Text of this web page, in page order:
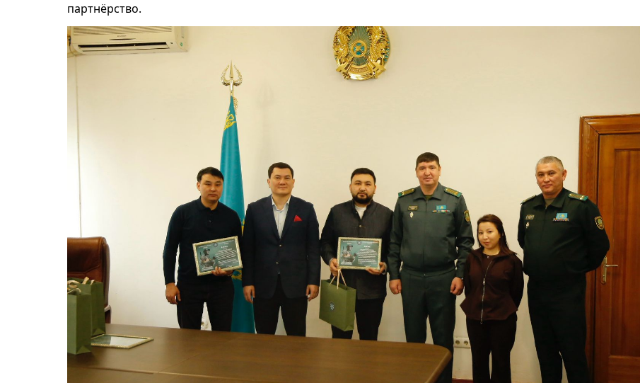
партнёрство.